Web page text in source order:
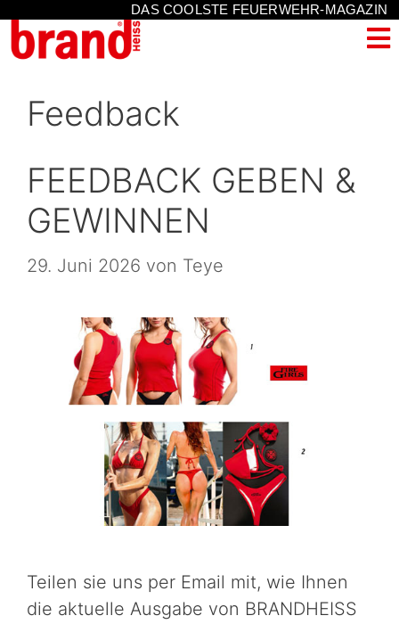
DAS COOLSTE FEUERWEHR-MAGAZIN
Feedback
FEEDBACK GEBEN &
GEWINNEN
29. Juni 2026 von Teye
Teilen sie uns per Email mit, wie Ihnen
die aktuelle Ausgabe von BRANDHEISS